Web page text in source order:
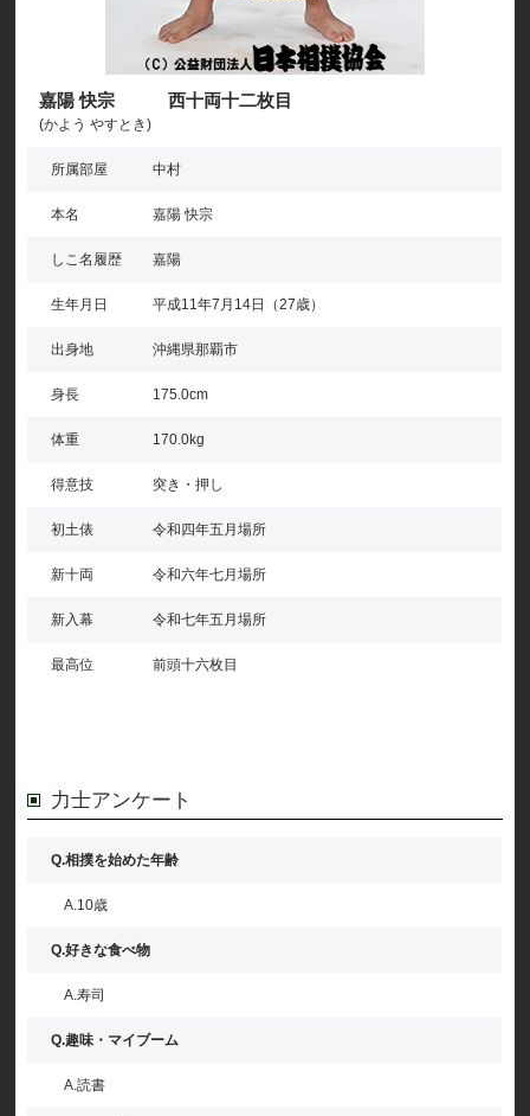
嘉陽 快宗 西十両十二枚目
(かよう やすとき)
所属部屋 中村
本名 嘉陽 快宗
しこ名履歴 嘉陽
生年月日 平成11年7月14日（27歳）
出身地 沖縄県那覇市
身長 175.0cm
体重 170.0kg
得意技 突き・押し
初土俵 令和四年五月場所
新十両 令和六年七月場所
新入幕 令和七年五月場所
最高位 前頭十六枚目
力士アンケート
Q.相撲を始めた年齢
A.10歳
Q.好きな食べ物
A.寿司
Q.趣味・マイブーム
A.読書